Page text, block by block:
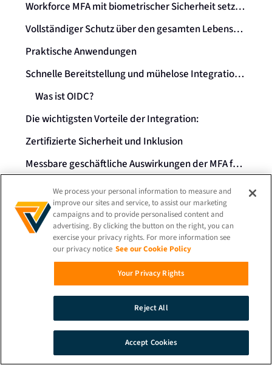
Workforce MFA mit biometrischer Sicherheit setzt den neuen Standard
Vollständiger Schutz über den gesamten Lebenszyklus
Praktische Anwendungen
Schnelle Bereitstellung und mühelose Integration mit OIDC-Fähigkeit
Was ist OIDC?
Die wichtigsten Vorteile der Integration:
Zertifizierte Sicherheit und Inklusion
Messbare geschäftliche Auswirkungen der MFA für Arbeitskräfte
Senden Sie Mir Einblicke
DEMO KONTAKT
We process your personal information to measure and
improve our sites and service, to assist our marketing
campaigns and to provide personalised content and
advertising. By clicking the button on the right, you can
exercise your privacy rights. For more information see
our privacy notice See our Cookie Policy
Your Privacy Rights
Reject All
Accept Cookies